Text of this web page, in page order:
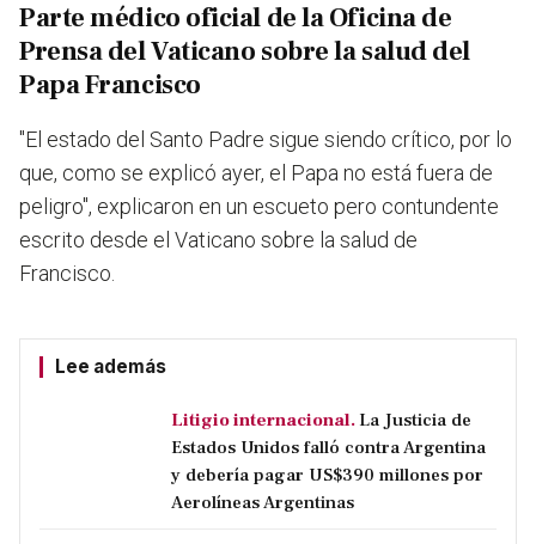
Parte médico oficial de la Oficina de
Prensa del Vaticano sobre la salud del
Papa Francisco
"El estado del Santo Padre sigue siendo crítico, por lo
que, como se explicó ayer, el Papa no está fuera de
peligro", explicaron en un escueto pero contundente
escrito desde el Vaticano sobre la salud de
Francisco.
Lee además
Litigio internacional. La Justicia de
Estados Unidos falló contra Argentina
y debería pagar US$390 millones por
Aerolíneas Argentinas